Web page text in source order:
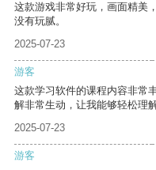
这款游戏非常好玩，画面精美
没有玩腻。
2025-07-23
游客
这款学习软件的课程内容非常
解非常生动，让我能够轻松理
2025-07-23
游客